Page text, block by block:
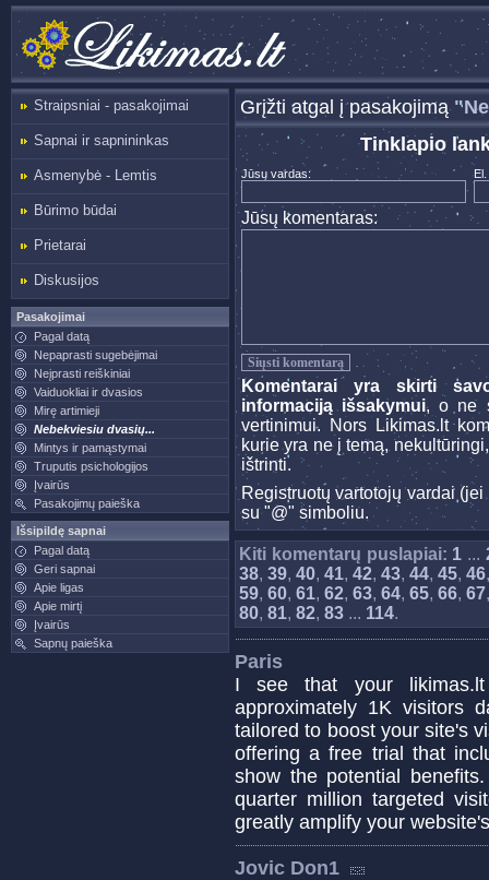
Straipsniai - pasakojimai
Sapnai ir sapnininkas
Asmenybė - Lemtis
Būrimo būdai
Prietarai
Diskusijos
Pasakojimai
Pagal datą
Nepaprasti sugebėjimai
Neįprasti reiškiniai
Vaiduokliai ir dvasios
Mirę artimieji
Nebekviesiu dvasių...
Mintys ir pamąstymai
Truputis psichologijos
Įvairūs
Pasakojimų paieška
Išsipildę sapnai
Pagal datą
Geri sapnai
Apie ligas
Apie mirtį
Įvairūs
Sapnų paieška
Grįžti atgal į pasakojimą
Tinklapio
Jūsų vardas:
Jūsų komentaras:
Komentarai yra skirti
informaciją išsakymui, o ne
vertinimui. Nors Likimas.lt
kurie yra ne į temą,
ištrinti.
Registruotų vartotojų vardai
su "@" simboliu.
Kiti komentarų puslapiai: 1 ...
38, 39, 40, 41, 42, 43, 44, 45, 46
59, 60, 61, 62, 63, 64, 65, 66, 67
80, 81, 82, 83 ... 114.
Paris
I see that your
approximately 1K visitors
tailored to boost your site's
offering a free trial that
show the potential
quarter million targeted
greatly amplify your
Jovic Don1